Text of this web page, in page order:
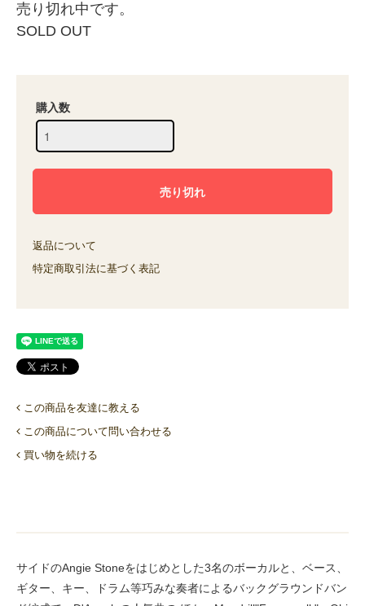
売り切れ中です。
SOLD OUT
購入数
返品について
特定商取引法に基づく表記
この商品を友達に教える
この商品について問い合わせる
買い物を続ける
サイドのAngie Stoneをはじめとした3名のボーカルと、ベース、
ギター、キー、ドラム等巧みな奏者によるバックグラウンドバン